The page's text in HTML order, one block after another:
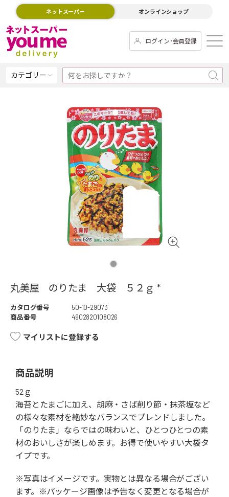
ネットスーパー オンラインショップ
ログイン･会員登録
カテゴリー
丸美屋 のりたま 大袋 ５２ｇ *
カタログ番号
50-10-29073
商品番号
4902820108026
マイリストに登録する
商品説明
52ｇ
海苔とたまごに加え、胡麻・さば削り節・抹茶塩など
の様々な素材を絶妙なバランスでブレンドしました。
「のりたま」ならではの味わいと、ひとつひとつの素
材のおいしさが楽しめます。お得で使いやすい大袋タ
イプです。
※写真はイメージです。実物とは異なる場合がござい
ます。※パッケージ画像は予告なく変更となる場合が